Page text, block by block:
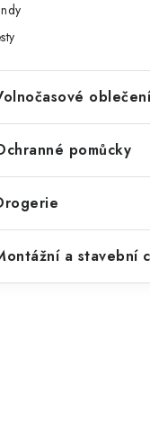
oblečení
pomůcky
a stavební